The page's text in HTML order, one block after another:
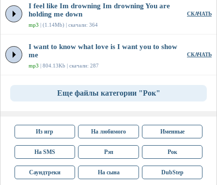
I feel like Im drowning Im drowning You are
holding me down
mp3 | (1.14Mb) | скачали: 364
СКАЧАТЬ
I want to know what love is I want you to show
me
mp3 | 804.13Kb | скачали: 287
СКАЧАТЬ
Еще файлы категории "Рок"
Из игр На любимого Именные
На SMS Рэп Рок
Саундтреки На сына DubStep